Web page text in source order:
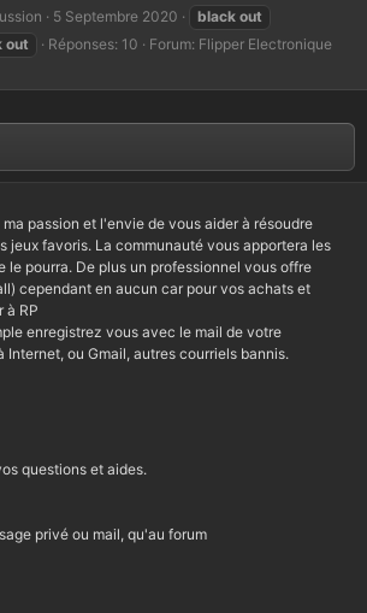
5 Septembre 2020 black out
out Réponses: 10 Forum: Flipper Electronique
passion et l'envie de vous aider à résoudre
jeux favoris. La communauté vous apportera les
le pourra. De plus un professionnel vous offre
cependant en aucun car pour vos achats et
à RP
enregistrez vous avec le mail de votre
Internet, ou Gmail, autres courriels bannis.
questions et aides.
privé ou mail, qu'au forum